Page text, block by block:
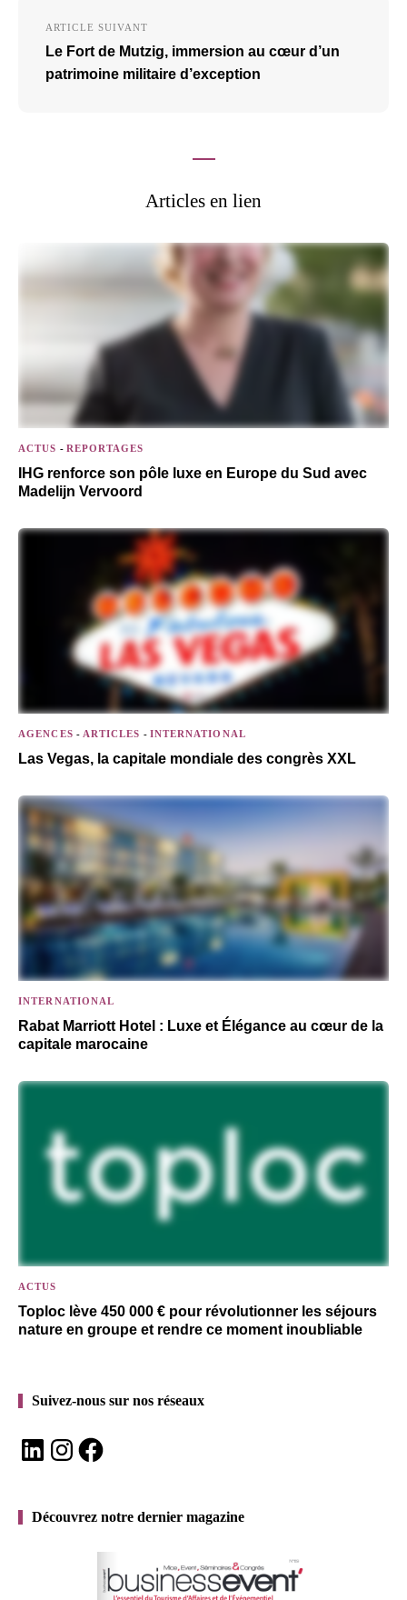
ARTICLE SUIVANT
Le Fort de Mutzig, immersion au cœur d’un
patrimoine militaire d’exception
Articles en lien
ACTUS - REPORTAGES
IHG renforce son pôle luxe en Europe du Sud avec
Madelijn Vervoord
AGENCES - ARTICLES - INTERNATIONAL
Las Vegas, la capitale mondiale des congrès XXL
INTERNATIONAL
Rabat Marriott Hotel : Luxe et Élégance au cœur de la
capitale marocaine
ACTUS
Toploc lève 450 000 € pour révolutionner les séjours
nature en groupe et rendre ce moment inoubliable
Suivez-nous sur nos réseaux
LinkedInInstagramFacebook
Découvrez notre dernier magazine